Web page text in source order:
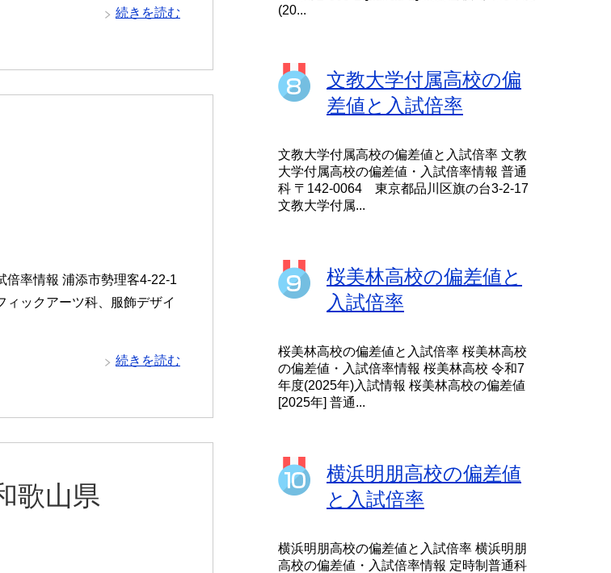
続きを読む
倍率情報 浦添市勢理客4-22-1
ックアーツ科、服飾デザイ
続きを読む
歌山県
(20...
文教大学付属高校の偏
差値と入試倍率
文教大学付属高校の偏差値と入試倍率 文教
大学付属高校の偏差値・入試倍率情報 普通
科 〒142-0064 東京都品川区旗の台3-2-17
文教大学付属...
桜美林高校の偏差値と
入試倍率
桜美林高校の偏差値と入試倍率 桜美林高校
の偏差値・入試倍率情報 桜美林高校 令和7
年度(2025年)入試情報 桜美林高校の偏差値
[2025年] 普通...
横浜明朋高校の偏差値
と入試倍率
横浜明朋高校の偏差値と入試倍率 横浜明朋
高校の偏差値・入試倍率情報 定時制普通科